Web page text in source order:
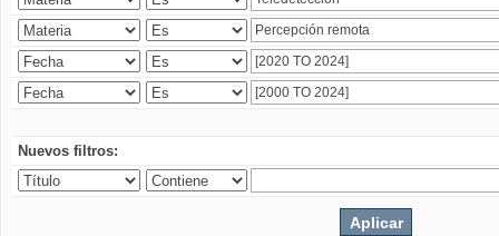
Nuevos filtros: